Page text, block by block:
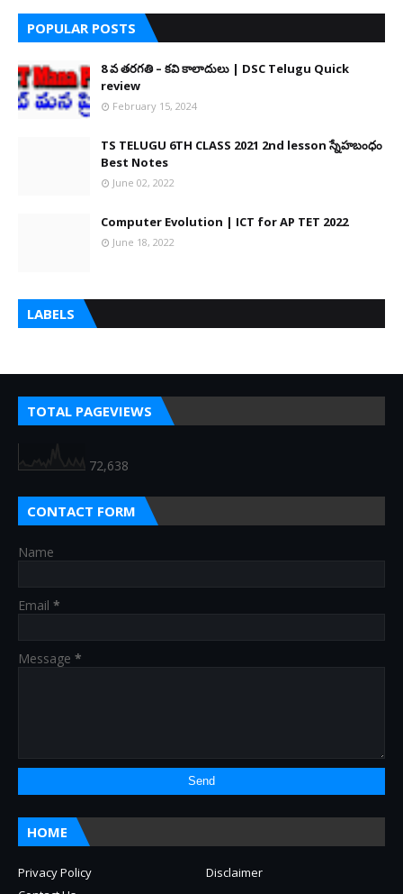
POPULAR POSTS
8 వ తరగతి – కవి కాలాదులు | DSC Telugu Quick
review
February 15, 2024
TS TELUGU 6TH CLASS 2021 2nd lesson స్నేహబంధం
Best Notes
June 02, 2022
Computer Evolution | ICT for AP TET 2022
June 18, 2022
LABELS
TOTAL PAGEVIEWS
72,638
CONTACT FORM
Name
Email *
Message *
HOME
Privacy Policy
Disclaimer